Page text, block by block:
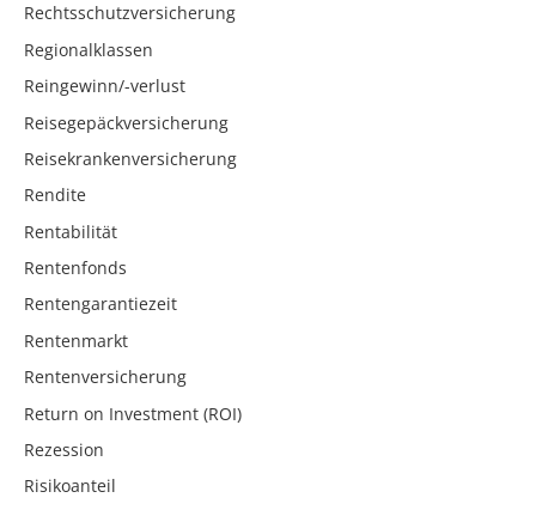
Rechtsschutzversicherung
Regionalklassen
Reingewinn/-verlust
Reisegepäckversicherung
Reisekrankenversicherung
Rendite
Rentabilität
Rentenfonds
Rentengarantiezeit
Rentenmarkt
Rentenversicherung
Return on Investment (ROI)
Rezession
Risikoanteil